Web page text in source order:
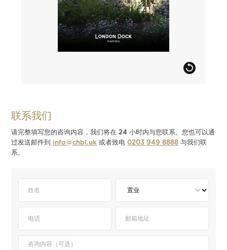
联系我们
请完整填写您的咨询内容，我们将在 24 小时内与您联系。您也可以通
过发送邮件到 info@chbl.uk 或者致电0203 949 8888 与我们联
系。